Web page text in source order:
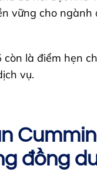
vững cho ngành
là điểm hẹn
vụ.
đồng